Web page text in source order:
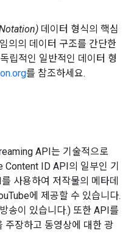
데이터 형식의 핵심
의의 데이터 구조를 간단한
립적인 일반적인 데이터 형
를 참조하세요.
API는 기술적으로
Content ID API의 일부인 기
사용하여 저작물의 메타데
에 제공할 수 있습니다.
송이 있습니다.) 또한 API를
주장하고 동영상에 대한 광